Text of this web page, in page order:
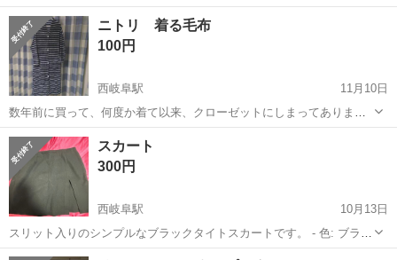
が、まだまだ使っていただけると思います。 色: ブラック - 装飾: スパ
ンコール - スタイル: ベリーダンス用スカート - 特徴: 透け感あり - 状
態:...
岐阜 岐阜市 田神駅 スカート
ニトリ 着る毛布
100円
西岐阜駅
11月10日
数年前に買って、何度か着て以来、クローゼットにしまってありまし
た。洗濯済みです。 サイズはけっこう大きいです。 170cm、80kgの
体型でも、だいぶ余裕ありました。 よろしくお願いします。
岐阜 岐阜市 西岐阜駅
スカート
300円
西岐阜駅
10月13日
スリット入りのシンプルなブラックタイトスカートです。 - 色: ブラッ
ク - スタイル: タイトスカート - デザイン: スリット入り ご覧いただき
岐阜 岐阜市 スカート スリット